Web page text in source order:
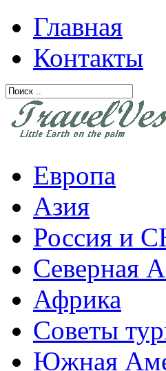
Главная
Контакты
Европа
Азия
Россия и
Северная
Африка
Советы
Южная